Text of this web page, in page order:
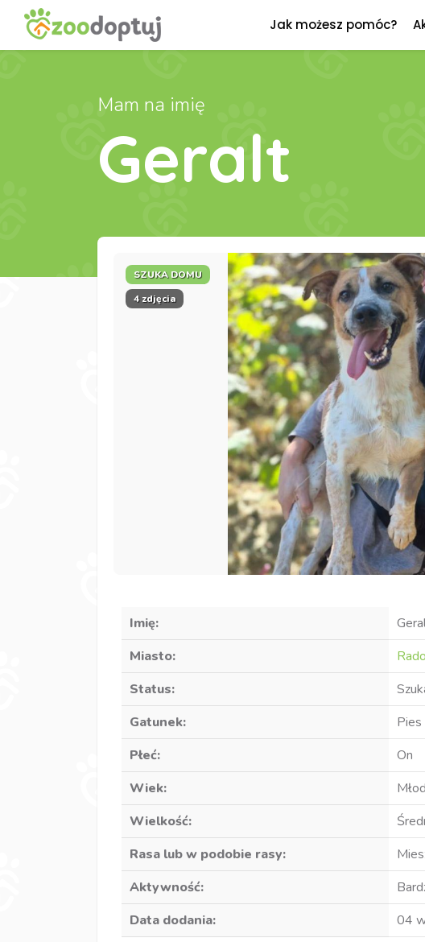
Jak możesz pomóc?
Mam na imię
Geralt
SZUKA DOMU
4 zdjęcia
Imię:
Miasto:
Status:
Gatunek:
Pies
Płeć:
On
Wiek:
Wielkość:
Rasa lub w podobie rasy:
Aktywność:
Data dodania:
04